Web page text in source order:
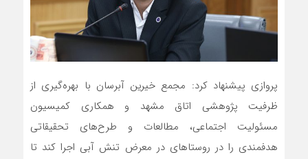
پروازی پیشنهاد کرد: مجمع خیرین آبرسان با بهره‌گیری از
ظرفیت پژوهشی اتاق مشهد و همکاری کمیسیون
مسئولیت اجتماعی، مطالعات و طرح‌های تحقیقاتی
هدفمندی را در روستاهای در معرض تنش آبی اجرا کند تا